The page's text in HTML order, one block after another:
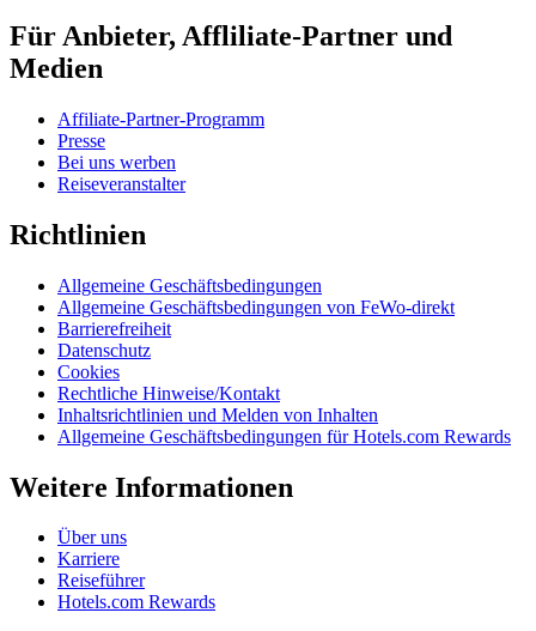
Für Anbieter, Affliliate-Partner und
Medien
Affiliate-Partner-Programm
Presse
Bei uns werben
Reiseveranstalter
Richtlinien
Allgemeine Geschäftsbedingungen
Allgemeine Geschäftsbedingungen von FeWo-direkt
Barrierefreiheit
Datenschutz
Cookies
Rechtliche Hinweise/Kontakt
Inhaltsrichtlinien und Melden von Inhalten
Allgemeine Geschäftsbedingungen für Hotels.com Rewards
Weitere Informationen
Über uns
Karriere
Reiseführer
Hotels.com Rewards